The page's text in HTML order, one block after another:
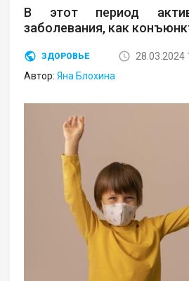
В этот период
заболевания, как
ЗДОРОВЬЕ
28.03.2024
Автор:Яна Блохина